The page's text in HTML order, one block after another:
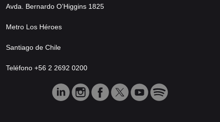
Avda. Bernardo O’Higgins 1825
Metro Los Héroes
Santiago de Chile
Teléfono +56 2 2692 0200